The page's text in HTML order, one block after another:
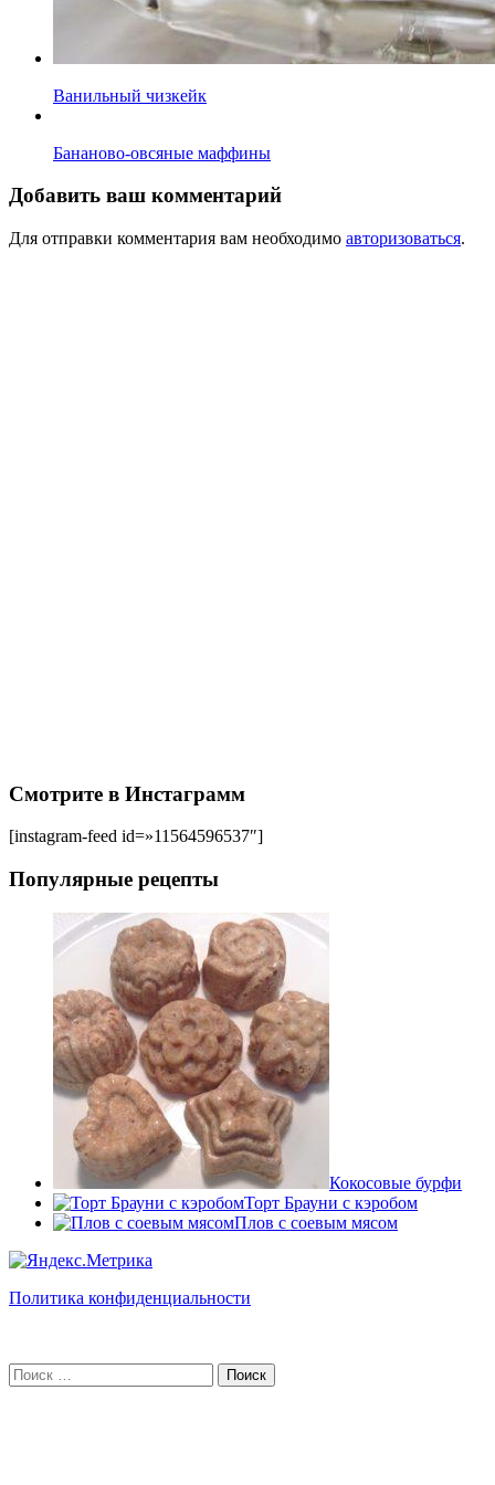
Ванильный чизкейк
Бананово-овсяные маффины
Добавить ваш комментарий
Для отправки комментария вам необходимо авторизоваться.
Смотрите в Инстаграмм
[instagram-feed id=»11564596537″]
Популярные рецепты
Кокосовые бурфи
Торт Брауни с кэробом
Плов с соевым мясом
Политика конфиденциальности